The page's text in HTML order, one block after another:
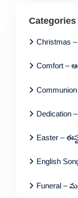
Categories
Christmas
Comfort –
Dedication
Easter –
English
Funeral –